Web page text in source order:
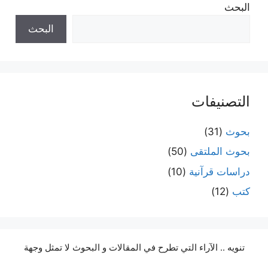
البحث
البحث
التصنيفات
بحوث (31)
بحوث الملتقى (50)
دراسات قرآنية (10)
كتب (12)
تنويه .. الآراء التي تطرح في المقالات و البحوث لا تمثل وجهة